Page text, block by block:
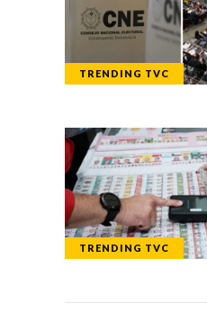
TRENDING TVC
TRENDING TVC